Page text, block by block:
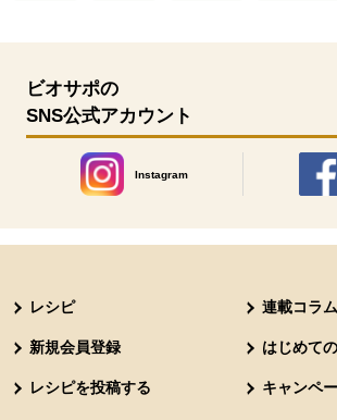
ビオサポの
SNS公式アカウント
Instagram
別のウィンドウで開きます。
レシピ 連載コラム
新規会員登録 はじめて
レシピを投稿する キャンペ